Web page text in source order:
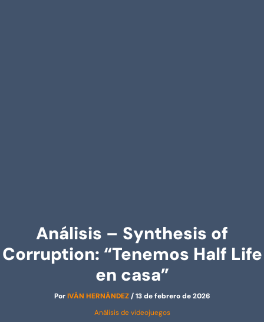
Análisis – Synthesis of
Corruption: “Tenemos Half Life
en casa”
PorIVÁN HERNÁNDEZ/13 de febrero de 2026
Análisis de videojuegos